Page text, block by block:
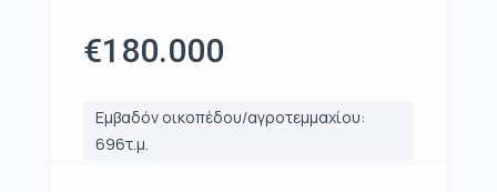
€180.000
Εμβαδόν οικοπέδου/αγροτεμμαχίου:
696τ.μ.